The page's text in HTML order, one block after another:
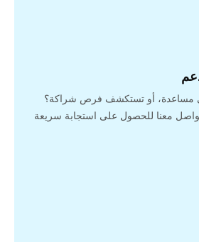
مساعدة، أو تستكشف فرص شراكة؟
معنا للحصول على استجابة سريعة